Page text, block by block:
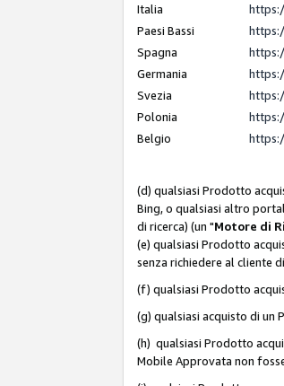
Italia
Paesi Bassi
Spagna
Germania
Svezia
Polonia
Belgio
(d) qualsiasi Prodotto
Bing, o qualsiasi altro
di ricerca) (un "Motore di
(e) qualsiasi Prodotto
senza richiedere al cliente
(f) qualsiasi Prodotto
(g) qualsiasi acquisto di un
(h) qualsiasi Prodotto
Mobile Approvata non